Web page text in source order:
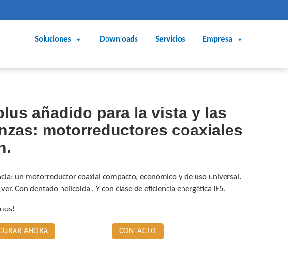
Soluciones Downloads Servicios Empresa
añadido para la vista y las
motorreductores coaxiales
un motorreductor coaxial compacto, económico y de uso universal.
ver. Con dentado helicoidal. Y con clase de eficiencia energética IE5.
AHORA CONTACTO